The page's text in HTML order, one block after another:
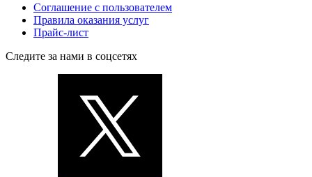
Соглашение с пользователем
Правила оказания услуг
Прайс-лист
Следите за нами в соцсетях